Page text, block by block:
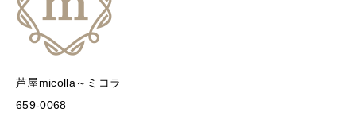
芦屋micolla～ミコラ
659-0068